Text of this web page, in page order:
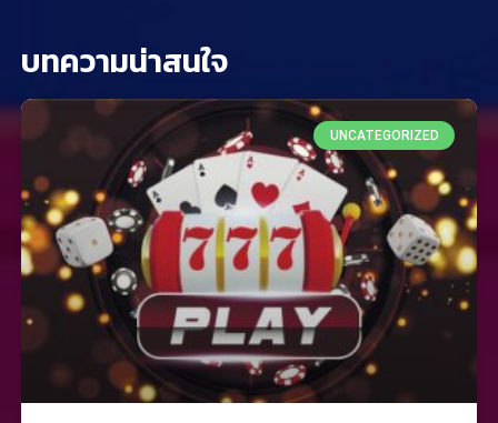
บทความน่าสนใจ
UNCATEGORIZED